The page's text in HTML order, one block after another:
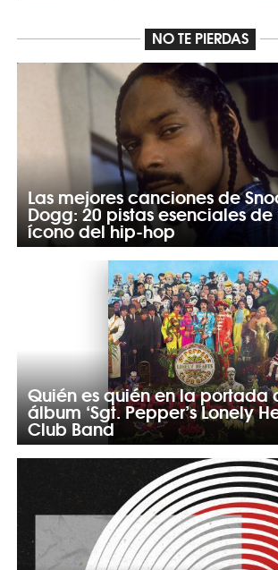
NO TE PIERDAS
Las mejores canciones de
Dogg: 20 pistas esenciales de
ícono del hip-hop
Quién es quién en la portada
álbum ‘Sgt. Pepper’s Lonely
Club Band